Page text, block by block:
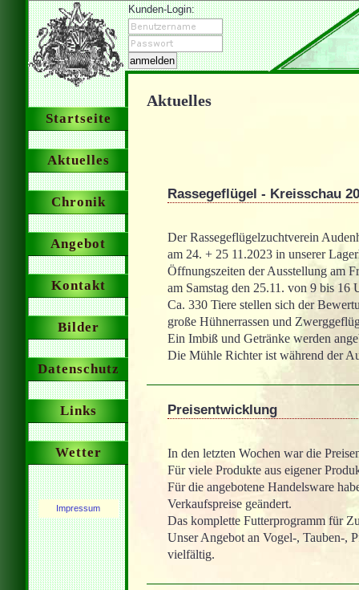
Kunden-Login:
Startseite
Aktuelles
Chronik
Angebot
Kontakt
Bilder
Datenschutz
Links
Wetter
Impressum
Aktuelles
Rassegeflügel - Kreisschau
Der Rassegeflügelzuchtverein
am 24. + 25 11.2023 in unserer
Öffnungszeiten der Ausstellung am
am Samstag den 25.11. von 9 bis 16
Ca. 330 Tiere stellen sich der
große Hühnerrassen und
Ein Imbiß und Getränke werden
Die Mühle Richter ist während der
Preisentwicklung
In den letzten Wochen war die
Für viele Produkte aus eigener
Für die angebotene Handelsware
Verkaufspreise geändert.
Das komplette Futterprogramm für
Unser Angebot an Vogel-, Tauben-,
vielfältig.